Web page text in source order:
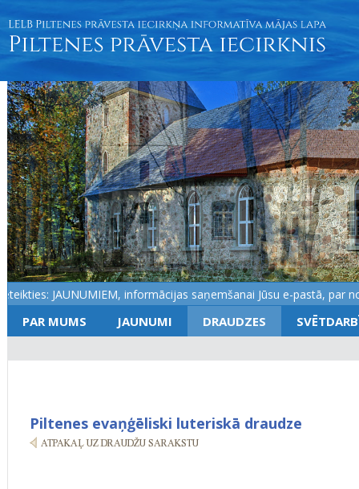
JAUNUMIEM, informācijas saņemšanai Jūsu e-pastā, par
PAR MUMS JAUNUMI DRAUDZES
Piltenes evaņģēliski luteriskā draudze